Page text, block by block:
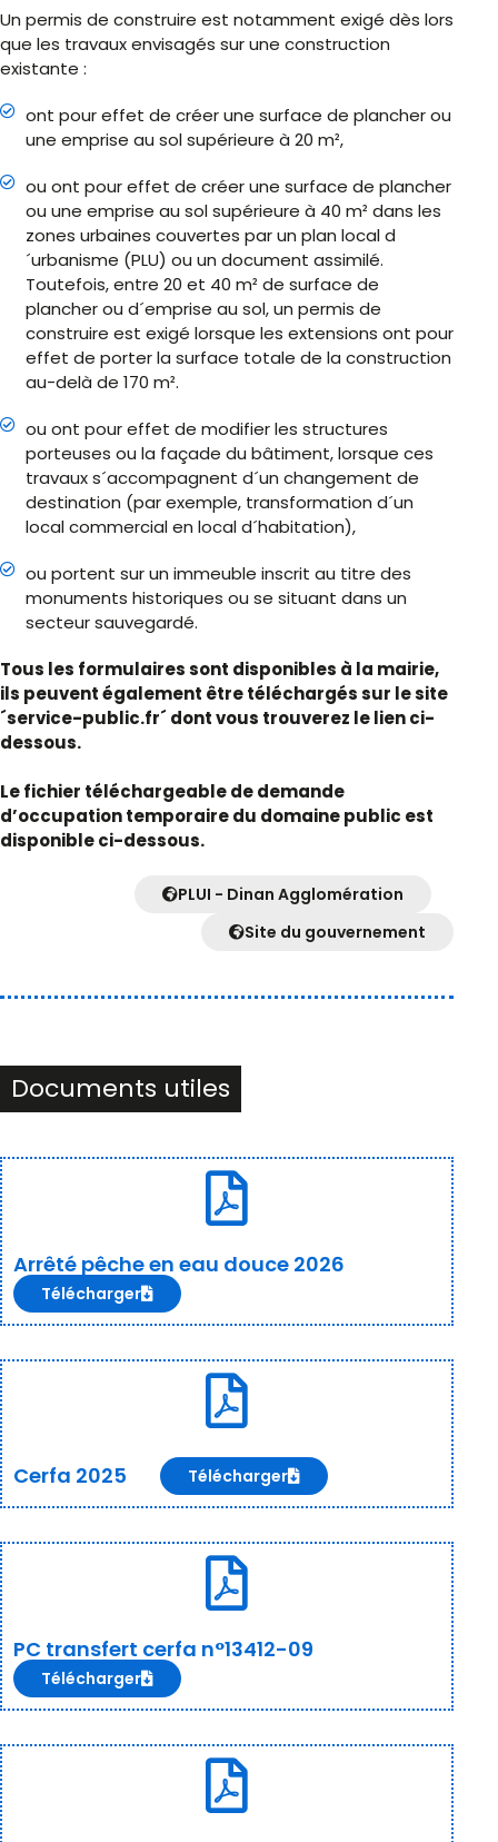
Un permis de construire est notamment exigé dès lors
que les travaux envisagés sur une construction
existante :
ont pour effet de créer une surface de plancher ou
une emprise au sol supérieure à 20 m²,
ou ont pour effet de créer une surface de plancher
ou une emprise au sol supérieure à 40 m² dans les
zones urbaines couvertes par un plan local d
´urbanisme (PLU) ou un document assimilé.
Toutefois, entre 20 et 40 m² de surface de
plancher ou d´emprise au sol, un permis de
construire est exigé lorsque les extensions ont pour
effet de porter la surface totale de la construction
au-delà de 170 m².
ou ont pour effet de modifier les structures
porteuses ou la façade du bâtiment, lorsque ces
travaux s´accompagnent d´un changement de
destination (par exemple, transformation d´un
local commercial en local d´habitation),
ou portent sur un immeuble inscrit au titre des
monuments historiques ou se situant dans un
secteur sauvegardé.
Tous les formulaires sont disponibles à la mairie,
ils peuvent également être téléchargés sur le site
´service-public.fr´ dont vous trouverez le lien ci-
dessous.
Le fichier téléchargeable de demande
d’occupation temporaire du domaine public est
disponible ci-dessous.
PLUI - Dinan Agglomération
Site du gouvernement
Documents utiles
Arrêté pêche en eau douce 2026
Télécharger
Cerfa 2025 Télécharger
PC transfert cerfa n°13412-09
Télécharger